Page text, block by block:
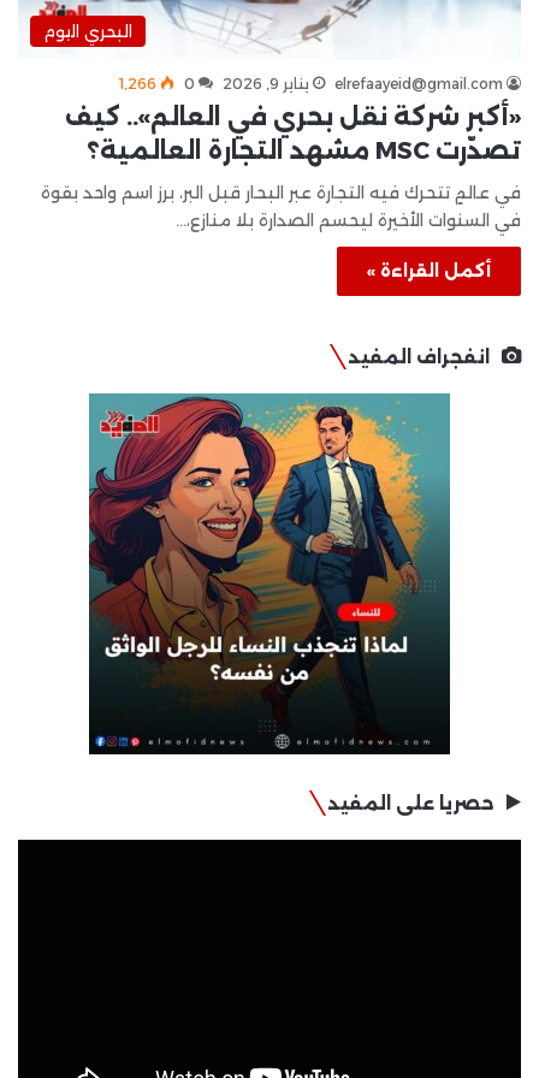
البحري اليوم
elrefaayeid@gmail.com يناير 9, 2026 0 1٬266
«أكبر شركة نقل بحري في العالم».. كيف
تصدّرت MSC مشهد التجارة العالمية؟
في عالمٍ تتحرك فيه التجارة عبر البحار قبل البر، برز اسم واحد بقوة
في السنوات الأخيرة ليحسم الصدارة بلا منازع،…
أكمل القراءة »
انفجراف المفيد
حصريا على المفيد